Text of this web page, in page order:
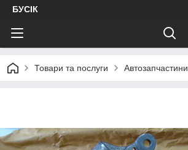
БУСІК
Товари та послуги Автозапчастини